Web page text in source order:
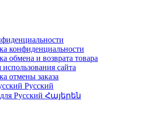
конфиденциальности
обмена и возврата товара
использования сайта
отмены заказа
Русский
Հայերեն